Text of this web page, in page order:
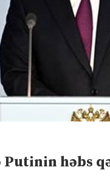
həbs